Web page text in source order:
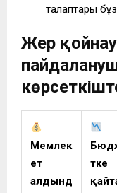
талаптары
Жер
Мемлек
ет
алдынд
тке